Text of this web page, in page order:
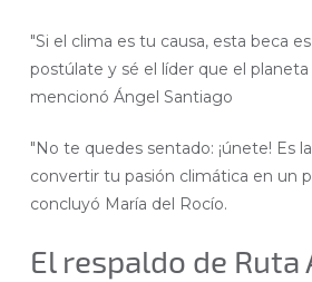
"Si el clima es tu causa, esta beca
postúlate y sé el líder que el planeta
mencionó Ángel Santiago
"No te quedes sentado: ¡únete! Es
convertir tu pasión climática en un
concluyó María del Rocío.
El respaldo de Ruta